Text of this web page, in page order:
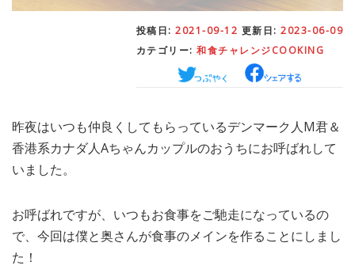
WORK– デンマークの働き方
– 日本人の考察
MEDIA– メディア掲載 TRAVEL– 旅行
投稿日: 2021-09-12 更新日: 2023-06-09
カテゴリー: 和食チャレンジCOOKING
昨夜はいつも仲良くしてもらっているデンマーク人M君＆
香港系カナダ人Aちゃんカップルのおうちにお呼ばれして
いました。
お呼ばれですが、いつもお食事をご馳走になっているの
で、今回は僕と奥さんが食事のメインを作ることにしまし
た！